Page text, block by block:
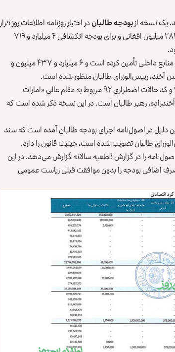
بودجه طالباندر اختیار روزنامه اطلاعات ‌روز قرار
گرفته است که نشان می‌دهد طالبان برای بودجه عادی ۴۹ میلیارد و ۲۸۱ میلیون افغانی و برای بودجه انکشافی ۴ میلیارد و ۷۱۹
حکومت سرپرست طالبان ۴۷ میلیارد و ۵۰۰ میلیون افغانی بودجه را از منابع داخلی تأمین کرده است و ۶ میلیارد و ۴۳۷ میلیون و
در نسخه‌ی بودجه حکومت سرپرست طالبان، صلاحیت کد پالیسی ۹۱ و کد حالات اضطراری ۹۲ مربوط به مقام عالی «امارات
رهبر طالبان است. در این نسخه ذکر شده است که
دلیل در اصول‌نامه اجرای بودجه طالبان آمده است که سند
طالبان تصویب شده است، حیثیت قانون را دارد.
را در گزارش قطعیه سالانه گزارش می‌دهد. در این
اضافی بودجه را بدون موافقت قبلی ریاست عمومی